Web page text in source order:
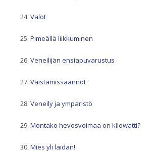
Valot
Pimeällä liikkuminen
Veneilijän ensiapuvarustus
Väistämissäännöt
Veneily ja ympäristö
Montako hevosvoimaa on kilowatti?
Mies yli laidan!